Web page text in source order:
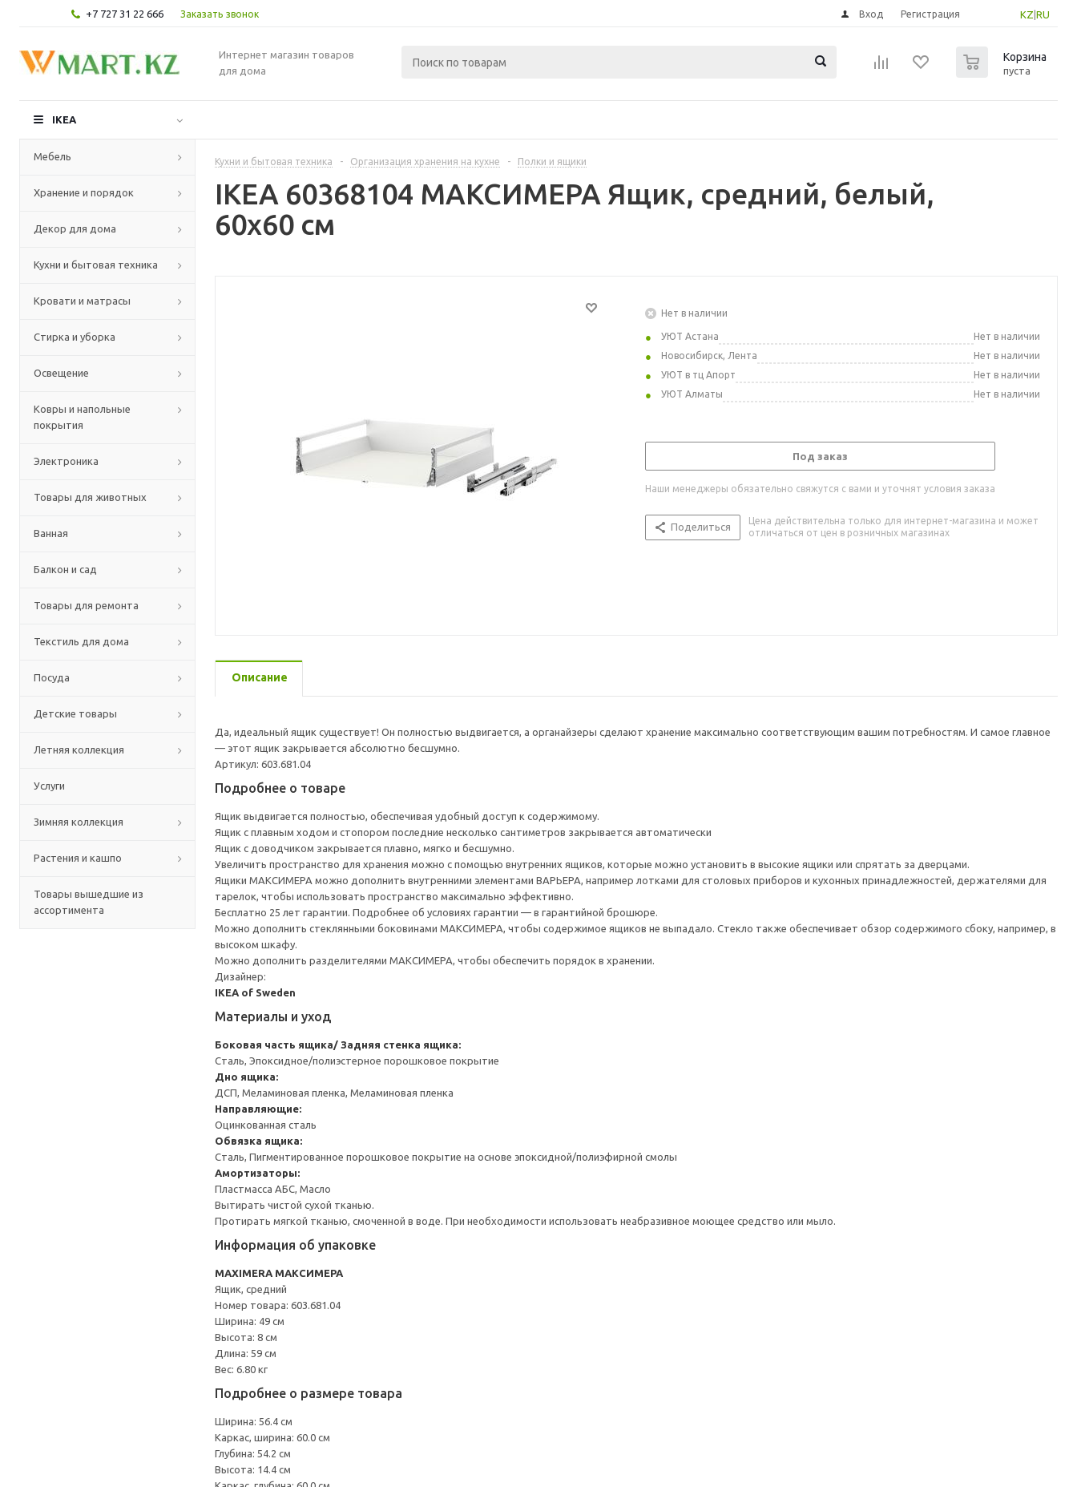
+7 727 31 22 666 Заказать звонок KZ RU
Вход Регистрация
Интернет магазин товаров
для дома
Корзина
пуста
IKEA
Мебель
Хранение и порядок
Декор для дома
Кухни и бытовая техника
Кровати и матрасы
Стирка и уборка
Освещение
Ковры и напольные
покрытия
Электроника
Товары для животных
Ванная
Балкон и сад
Товары для ремонта
Текстиль для дома
Посуда
Детские товары
Летняя коллекция
Услуги
Зимняя коллекция
Растения и кашпо
Товары вышедшие из
ассортимента
Кухни и бытовая техника - Организация хранения на кухне - Полки и ящики
IKEA 60368104 МАКСИМЕРА Ящик, средний, белый,
60x60 см
Нет в наличии
УЮТ Астана
Нет в наличии
Новосибирск, Лента
Нет в наличии
УЮТ в тц Апорт
Нет в наличии
УЮТ Алматы
Нет в наличии
Под заказ
Наши менеджеры обязательно свяжутся с вами и уточнят условия заказа
Поделиться
Цена действительна только для интернет-магазина и может
отличаться от цен в розничных магазинах
Описание
Да, идеальный ящик существует! Он полностью выдвигается, а органайзеры сделают хранение максимально соответствующим вашим потребностям. И самое главное
— этот ящик закрывается абсолютно бесшумно.
Артикул: 603.681.04
Подробнее о товаре
Ящик выдвигается полностью, обеспечивая удобный доступ к содержимому.
Ящик с плавным ходом и стопором последние несколько сантиметров закрывается автоматически
Ящик с доводчиком закрывается плавно, мягко и бесшумно.
Увеличить пространство для хранения можно с помощью внутренних ящиков, которые можно установить в высокие ящики или спрятать за дверцами.
Ящики МАКСИМЕРА можно дополнить внутренними элементами ВАРЬЕРА, например лотками для столовых приборов и кухонных принадлежностей, держателями для
тарелок, чтобы использовать пространство максимально эффективно.
Бесплатно 25 лет гарантии. Подробнее об условиях гарантии — в гарантийной брошюре.
Можно дополнить стеклянными боковинами МАКСИМЕРА, чтобы содержимое ящиков не выпадало. Стекло также обеспечивает обзор содержимого сбоку, например, в
высоком шкафу.
Можно дополнить разделителями МАКСИМЕРА, чтобы обеспечить порядок в хранении.
Дизайнер:
IKEA of Sweden
Материалы и уход
Боковая часть ящика/ Задняя стенка ящика:
Сталь, Эпоксидное/полиэстерное порошковое покрытие
Дно ящика:
ДСП, Меламиновая пленка, Меламиновая пленка
Направляющие:
Оцинкованная сталь
Обвязка ящика:
Сталь, Пигментированное порошковое покрытие на основе эпоксидной/полиэфирной смолы
Амортизаторы:
Пластмасса АБС, Масло
Вытирать чистой сухой тканью.
Протирать мягкой тканью, смоченной в воде. При необходимости использовать неабразивное моющее средство или мыло.
Информация об упаковке
MAXIMERA МАКСИМЕРА
Ящик, средний
Номер товара: 603.681.04
Ширина: 49 см
Высота: 8 см
Длина: 59 см
Вес: 6.80 кг
Подробнее о размере товара
Ширина: 56.4 см
Каркас, ширина: 60.0 см
Глубина: 54.2 см
Высота: 14.4 см